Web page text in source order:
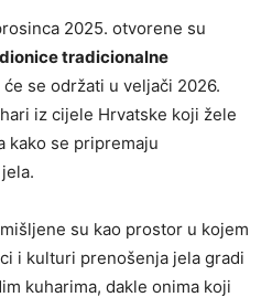
2025. otvorene su
tradicionalne
će se održati u veljači 2026.
iz cijele Hrvatske koji žele
kako se pripremaju
su kao prostor u kojem
i kulturi prenošenja jela gradi
kuharima, dakle onima koji